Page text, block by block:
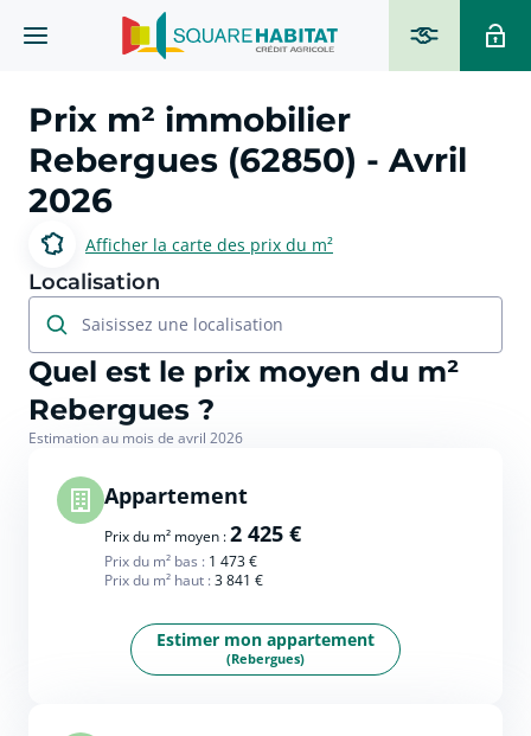
Prix m² immobilier
Rebergues (62850) - Avril
2026
Afficher la carte des prix du m²
Localisation
Saisissez une localisation
Quel est le prix moyen du m²
Rebergues ?
Estimation au mois de avril 2026
Appartement
Prix du m² moyen :2 425 €
Prix du m² bas : 1 473 €
Prix du m² haut :3 841 €
Estimer mon appartement
(Rebergues)